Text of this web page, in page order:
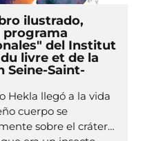
ilustrado,
programa
del Institut
livre et de la
Seine-Saint-
Hekla llegó a la vida
cuerpo se
sobre el cráter…